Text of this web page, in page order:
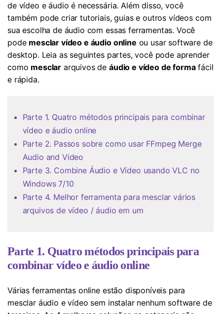
de vídeo e áudio é necessária. Além disso, você
também pode criar tutoriais, guias e outros vídeos com
sua escolha de áudio com essas ferramentas. Você
pode mesclar vídeo e áudio online ou usar software de
desktop. Leia as seguintes partes, você pode aprender
como mesclar arquivos deáudio e vídeo de formafácil
e rápida.
Parte 1. Quatro métodos principais para combinar
vídeo e áudio online
Parte 2. Passos sobre como usar FFmpeg Merge
Audio and Video
Parte 3. Combine Áudio e Vídeo usando VLC no
Windows 7/10
Parte 4. Melhor ferramenta para mesclar vários
arquivos de vídeo / áudio em um
Parte 1. Quatro métodos principais para
combinar vídeo e áudio online
Várias ferramentas online estão disponíveis para
mesclar áudio e vídeo sem instalar nenhum software de